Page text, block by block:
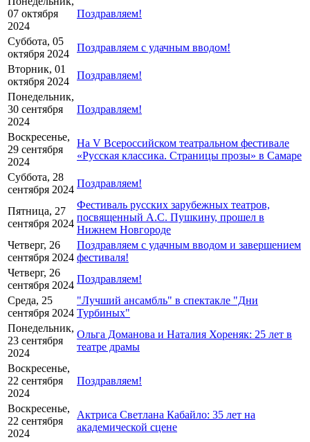
07 октября
2024
Поздравляем!
Суббота, 05
октября 2024
Поздравляем с удачным вводом!
Вторник, 01
октября 2024
Поздравляем!
Понедельник,
30 сентября
2024
Поздравляем!
Воскресенье,
29 сентября
2024
На V Всероссийском театральном фестивале
«Русская классика. Страницы прозы» в Самаре
Суббота, 28
сентября 2024
Поздравляем!
Пятница, 27
сентября 2024
Фестиваль русских зарубежных театров,
посвященный А.С. Пушкину, прошел в
Нижнем Новгороде
Четверг, 26
сентября 2024
Поздравляем с удачным вводом и завершением
фестиваля!
Четверг, 26
сентября 2024
Поздравляем!
Среда, 25
сентября 2024
"Лучший ансамбль" в спектакле "Дни
Турбиных"
Понедельник,
23 сентября
2024
Ольга Доманова и Наталия Хореняк: 25 лет в
театре драмы
Воскресенье,
22 сентября
2024
Поздравляем!
Воскресенье,
22 сентября
2024
Актриса Светлана Кабайло: 35 лет на
академической сцене